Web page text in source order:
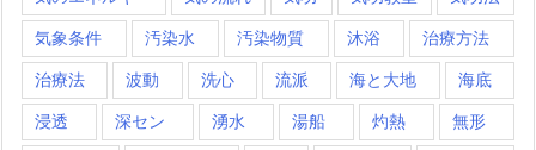
気象条件 汚染水 汚染物質 沐浴 治療方法
治療法 波動 洗心 流派 海と大地 海底
浸透 深セン 湧水 湯船 灼熱 無形